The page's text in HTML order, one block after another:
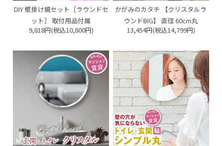
DIY 壁掛け鏡セット［ラウンドセ
ット］ 取付用品付属
9,818円(税込10,800円)
かがみのカタチ 【クリスタルラ
ウンドBIG】 直径 60cm丸
13,454円(税込14,799円)